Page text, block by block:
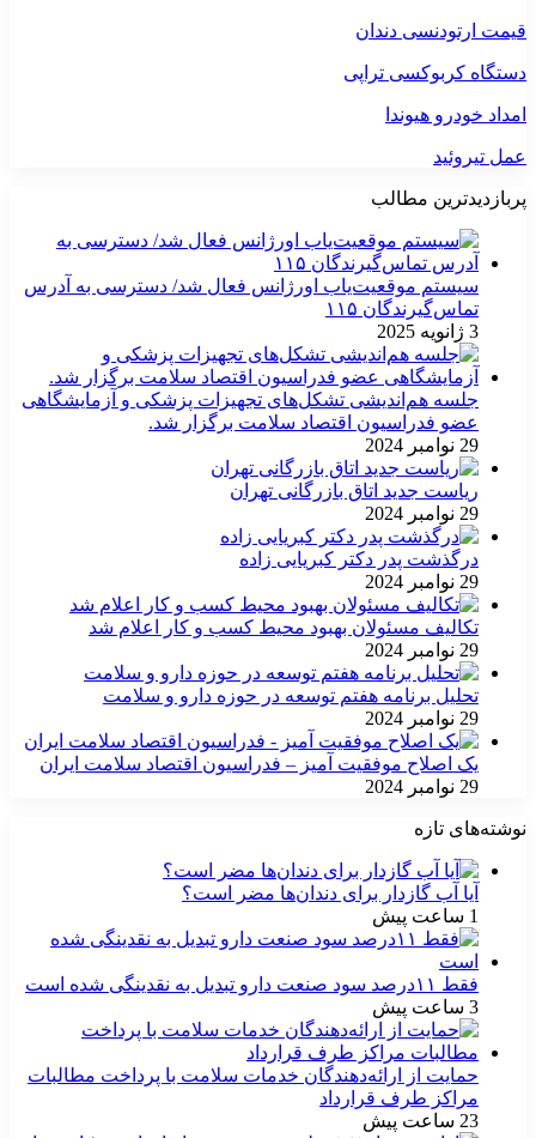
قیمت ارتودنسی دندان
دستگاه کربوکسی تراپی
امداد خودرو هیوندا
عمل تیروئید
پربازدیدترین مطالب
سیستم موقعیت‌یاب اورژانس فعال شد/ دسترسی به آدرس
تماس‌گیرندگان ۱۱۵
3 ژانویه 2025
جلسه هم‌اندیشی تشکل‌های تجهیزات پزشکی و آزمایشگاهی
عضو فدراسیون اقتصاد سلامت برگزار شد.
29 نوامبر 2024
ریاست جدید اتاق بازرگانی تهران
29 نوامبر 2024
درگذشت پدر دکتر کبریایی زاده
29 نوامبر 2024
تکالیف مسئولان بهبود محیط کسب و کار اعلام شد
29 نوامبر 2024
تحلیل برنامه هفتم توسعه در حوزه دارو و سلامت
29 نوامبر 2024
یک اصلاح موفقیت آمیز – فدراسیون اقتصاد سلامت ایران
29 نوامبر 2024
نوشته‌های تازه
آیا آب گازدار برای دندان‌ها مضر است؟
1 ساعت پیش
فقط ۱۱‌درصد سود صنعت دارو تبدیل به نقدینگی شده است
3 ساعت پیش
حمایت از ارائه‌دهندگان خدمات سلامت با پرداخت مطالبات
مراکز طرف قرارداد
23 ساعت پیش